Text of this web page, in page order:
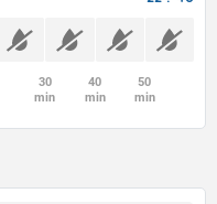
30
min
40
min
50
min